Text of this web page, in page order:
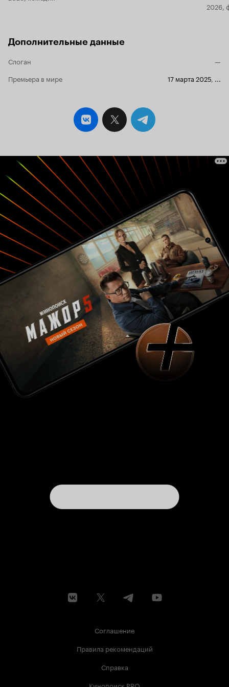
2026,
Дополнительные данные
Слоган
—
Премьера в мире
17 марта 2025, ...
Соглашение
Правила рекомендаций
Справка
Кинопоиск PRO